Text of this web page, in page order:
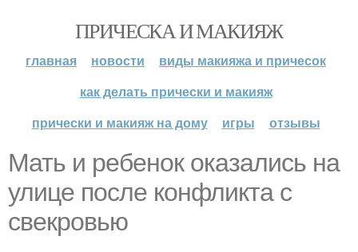
ПРИЧЕСКА И МАКИЯЖ
главная новости
виды макияжа и причесок
как делать прически и макияж
прически и макияж на дому
игры отзывы
Мать и ребенок оказались на
улице после конфликта с
свекровью